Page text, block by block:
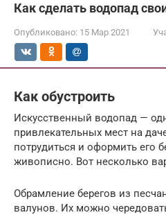
Как сделать водопад
Опубликовано: 15 Мар 2021
Как обустроить
Искусственный водопад —
привлекательных мест на
потрудиться и оформить его
живописно. Вот несколько
Обрамление берегов из
валунов. Их можно